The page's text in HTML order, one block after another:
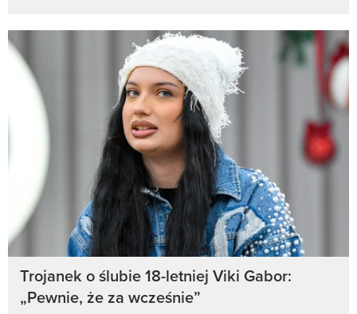
Trojanek o ślubie 18-letniej Viki Gabor:
„Pewnie, że za wcześnie”